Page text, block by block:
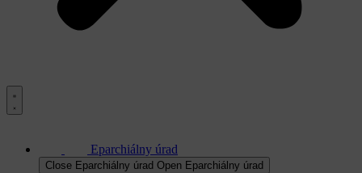
Eparchiálny úrad
Close Eparchiálny úrad Open Eparchiálny úrad